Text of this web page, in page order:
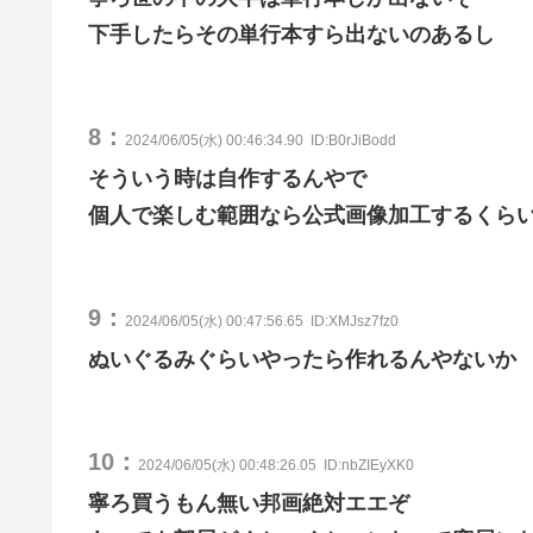
下手したらその単行本すら出ないのあるし
8： 2024/06/05(水) 00:46:34.90 ID:B0rJiBodd
そういう時は自作するんやで
個人で楽しむ範囲なら公式画像加工するくら
9： 2024/06/05(水) 00:47:56.65 ID:XMJsz7fz0
ぬいぐるみぐらいやったら作れるんやないか
10： 2024/06/05(水) 00:48:26.05 ID:nbZIEyXK0
寧ろ買うもん無い邦画絶対エエぞ